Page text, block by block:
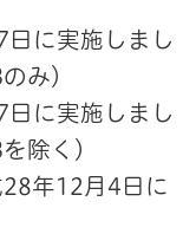
に実施しまし
み）
に実施しまし
除く）
年12月4日に